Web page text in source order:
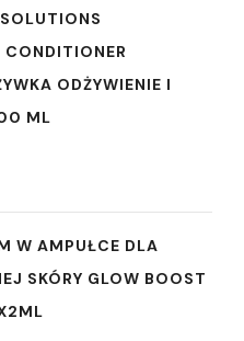
CONDITIONER
ODŻYWIENIE I
ML
W AMPUŁCE DLA
SKÓRY GLOW BOOST